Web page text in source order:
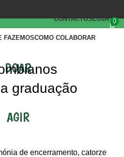
CONTACTOSLOJA 0
FAZEMOSCOMO COLABORAR
DOAR
AGIR
graduação
de encerramento, catorze